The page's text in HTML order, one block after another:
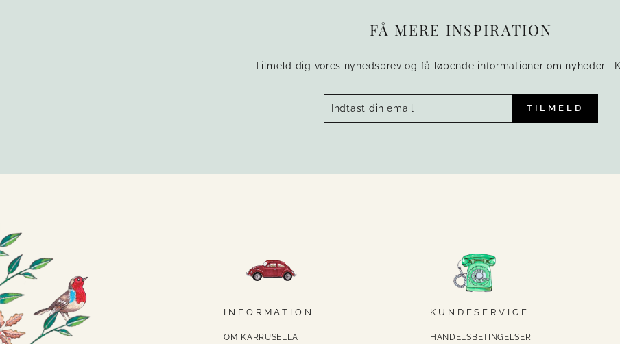
FÅ MERE INSPIRATION
Tilmeld dig vores nyhedsbrev og få løbende informationer om nyheder i
TILMELD
INFORMATION
OM KARRUSELLA
KUNDESERVICE
HANDELSBETINGELSER